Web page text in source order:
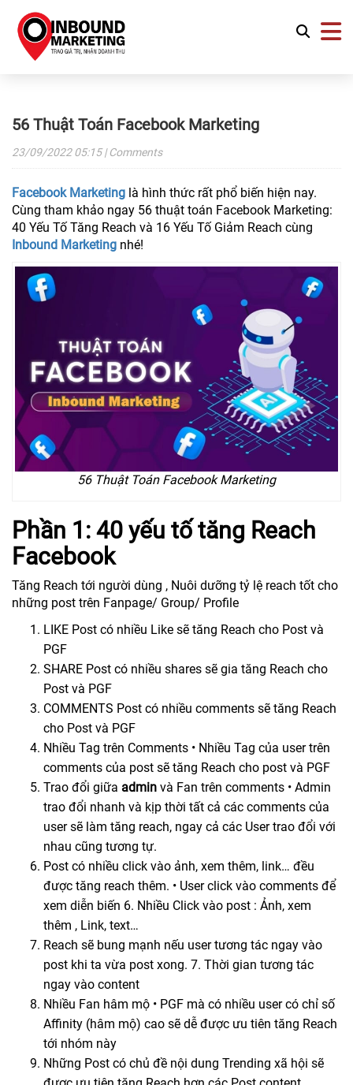
56 Thuật Toán Facebook Marketing
23/09/202205:15| Comments
Facebook Marketing là hình thức rất phổ biến hiện nay.
Cùng tham khảo ngay 56 thuật toán Facebook Marketing:
40 Yếu Tố Tăng Reach và 16 Yếu Tố Giảm Reach cùng
Inbound Marketing nhé!
56 Thuật Toán Facebook Marketing
Phần 1: 40 yếu tố tăng Reach
Facebook
Tăng Reach tới người dùng , Nuôi dưỡng tỷ lệ reach tốt cho
những post trên Fanpage/ Group/ Profile
LIKE Post có nhiều Like sẽ tăng Reach cho Post và
PGF
SHARE Post có nhiều shares sẽ gia tăng Reach cho
Post và PGF
COMMENTS Post có nhiều comments sẽ tăng Reach
cho Post và PGF
Nhiều Tag trên Comments • Nhiều Tag của user trên
comments của post sẽ tăng Reach cho post và PGF
Trao đổi giữa admin và Fan trên comments • Admin
trao đổi nhanh và kịp thời tất cả các comments của
user sẽ làm tăng reach, ngay cả các User trao đổi với
nhau cũng tương tự.
Post có nhiều click vào ảnh, xem thêm, link… đều
được tăng reach thêm. • User click vào comments để
xem diễn biến 6. Nhiều Click vào post : Ảnh, xem
thêm , Link, text…
Reach sẽ bung mạnh nếu user tương tác ngay vào
post khi ta vừa post xong. 7. Thời gian tương tác
ngay vào content
Nhiều Fan hâm mộ • PGF mà có nhiều user có chỉ số
Affinity (hâm mộ) cao sẽ dễ được ưu tiên tăng Reach
tới nhóm này
Những Post có chủ đề nội dung Trending xã hội sẽ